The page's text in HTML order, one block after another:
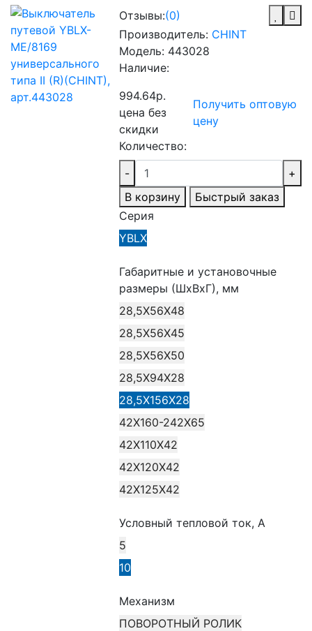
Отзывы:(0)
Производитель: CHINT
Модель: 443028
Наличие:
994.64р.
цена без
скидки
Получить оптовую
цену
Количество:
-
+
В корзину
Быстрый заказ
Серия
YBLX
Габаритные и установочные
размеры (ШхВхГ), мм
28,5X56X48
28,5X56X45
28,5X56X50
28,5X94X28
28,5X156X28
42X160-242X65
42X110X42
42X120X42
42X125X42
Условный тепловой ток, А
5
10
Механизм
ПОВОРОТНЫЙ РОЛИК